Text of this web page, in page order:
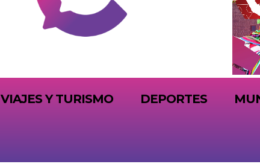
VIAJES Y TURISMO DEPORTES